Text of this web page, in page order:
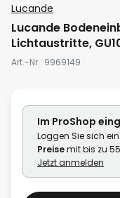
Anfang
der
springen
Lucande
Lucande
Lichtaustritte,
Art.-Nr. 9969149
Im ProShop
Loggen Sie sich
Preisemit bis zu
Jetzt anmelden